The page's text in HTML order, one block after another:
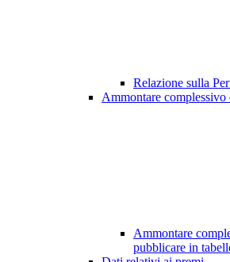
Relazione sulla
Ammontare complessivo
Ammontare
pubblicare in